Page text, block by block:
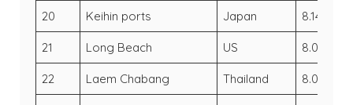
20 Keihin ports Japan 8.14
21 Long Beach US 8.09
22 Laem Chabang Thailand 8.07